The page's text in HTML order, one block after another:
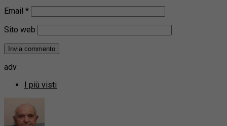
Email *
Sito web
adv
I più visti